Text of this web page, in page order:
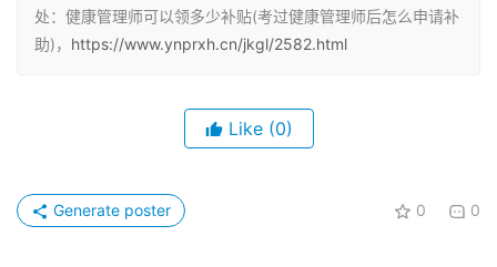
健康管理师补贴能领多少钱
区别。
处：健康管理师可以领多少补贴(考过健康管理师后怎么申请补
助)， https://www.ynprxh.cn/jkgl/2582.html
Like (0)
0 0
Generate poster